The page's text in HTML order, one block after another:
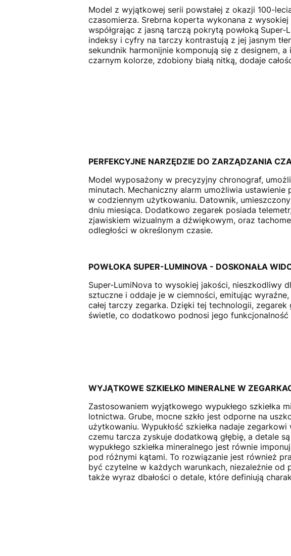
Model z wyjątkowej serii powstałej z okazji 100-
czasomierza. Srebrna koperta wykonana z
współgrając z jasną tarczą pokrytą powłoką Super-
indeksy i cyfry na tarczy kontrastują z jej jasnym
sekundnik harmonijnie komponują się z designem,
czarnym kolorze, zdobiony białą nitką, dodaje
PERFEKCYJNE NARZĘDZIE DO ZARZĄDZANIA
Model wyposażony w precyzyjny chronograf,
minutach. Mechaniczny alarm umożliwia
w codziennym użytkowaniu. Datownik,
dniu miesiąca. Dodatkowo zegarek posiada
zjawiskiem wizualnym a dźwiękowym, oraz
odległości w określonym czasie.
POWŁOKA SUPER-LUMINOVA - DOSKONAŁA
Super-LumiNova to wysokiej jakości, nieszkodliwy
sztuczne i oddaje je w ciemności, emitując
całej tarczy zegarka. Dzięki tej technologii,
świetle, co dodatkowo podnosi jego
WYJĄTKOWE SZKIEŁKO MINERALNE W
Zastosowaniem wyjątkowego wypukłego szkiełka
lotnictwa. Grube, mocne szkło jest odporne na
użytkowaniu. Wypukłość szkiełka nadaje
czemu tarcza zyskuje dodatkową głębię, a detale
wypukłego szkiełka mineralnego jest równie
pod różnymi kątami. To rozwiązanie jest również
być czytelne w każdych warunkach, niezależnie od
także wyraz dbałości o detale, które definiują